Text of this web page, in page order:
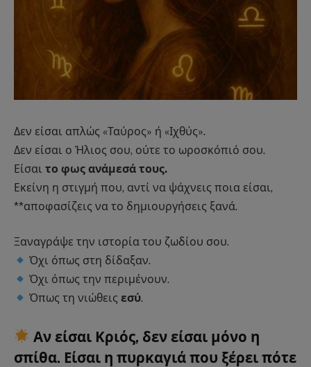
Δεν είσαι απλώς «Ταύρος» ή «Ιχθύς».
Δεν είσαι ο Ήλιος σου, ούτε το ωροσκόπιό σου.
Είσαι το φως ανάμεσά τους.
Εκείνη η στιγμή που, αντί να ψάχνεις ποια είσαι,
**αποφασίζεις να το δημιουργήσεις ξανά.
Ξαναγράψε την ιστορία του ζωδίου σου.
Όχι όπως στη δίδαξαν.
Όχι όπως την περιμένουν.
Όπως τη νιώθειςεσύ.
Αν είσαι Κριός, δεν είσαι μόνο η
σπίθα. Είσαι η πυρκαγιά που ξέρει πότε